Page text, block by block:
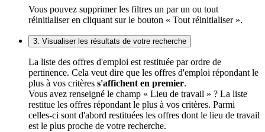
Vous pouvez supprimer les filtres un par un ou tout
réinitialiser en cliquant sur le bouton « Tout réinitialiser ».
3. Visualiser les résultats de votre recherche
La liste des offres d'emploi est restituée par ordre de
pertinence. Cela veut dire que les offres d'emploi répondant le
plus à vos critères s'affichent en premier.
Vous avez renseigné le champ « Lieu de travail » ? La liste
restitue les offres répondant le plus à vos critères. Parmi
celles-ci sont d'abord restituées les offres dont le lieu de travail
est le plus proche de votre recherche.